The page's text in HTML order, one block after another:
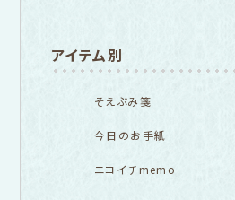
アイテム別
そえぶみ箋
今日のお手紙
ニコイチmemo